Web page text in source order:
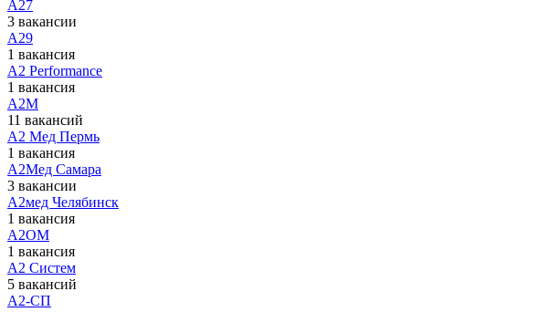
А27
3 вакансии
А29
1 вакансия
А2 Performance
1 вакансия
А2М
11 вакансий
А2 Мед Пермь
1 вакансия
А2Мед Самара
3 вакансии
А2мед Челябинск
1 вакансия
А2ОМ
1 вакансия
А2 Систем
5 вакансий
А2-СП